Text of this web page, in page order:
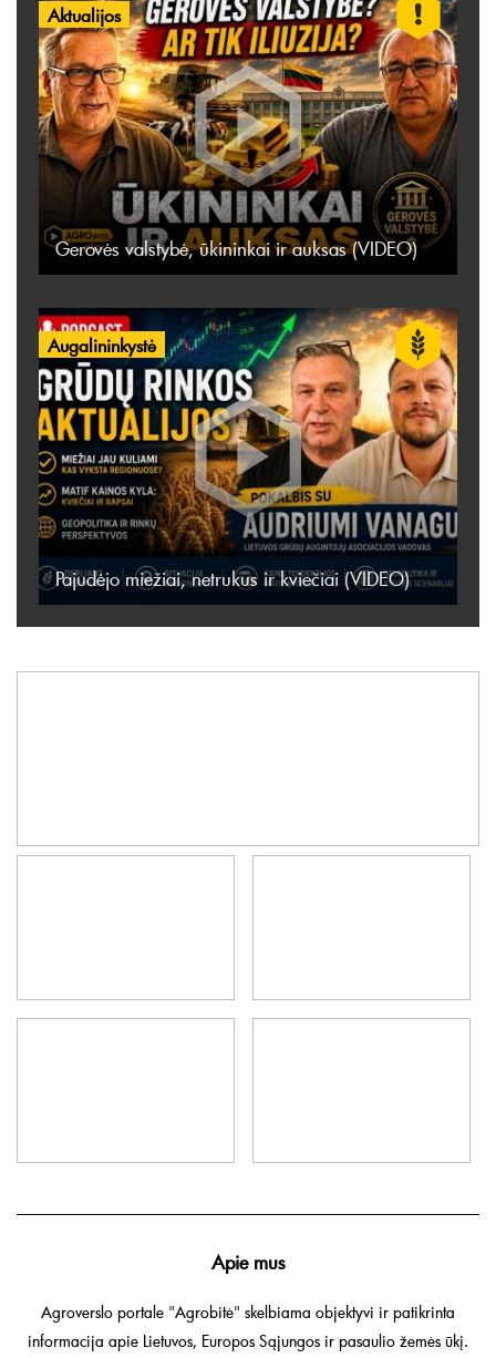
Aktualijos
Gerovės valstybė, ūkininkai ir auksas (VIDEO)
Augalininkystė
Pajudėjo miežiai, netrukus ir kviečiai (VIDEO)
Apie mus
Agroverslo portale "Agrobitė" skelbiama objektyvi ir patikrinta
informacija apie Lietuvos, Europos Sąjungos ir pasaulio žemės ūkį.